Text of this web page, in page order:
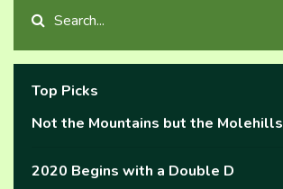
Top Picks
Not the Mountains but the Molehills
2020 Begins with a Double D